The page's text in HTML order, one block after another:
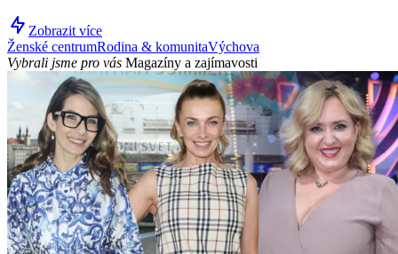
Zobrazit více
Ženské centrumRodina & komunitaVýchova
Vybrali jsme pro vás Magazíny a zajímavosti